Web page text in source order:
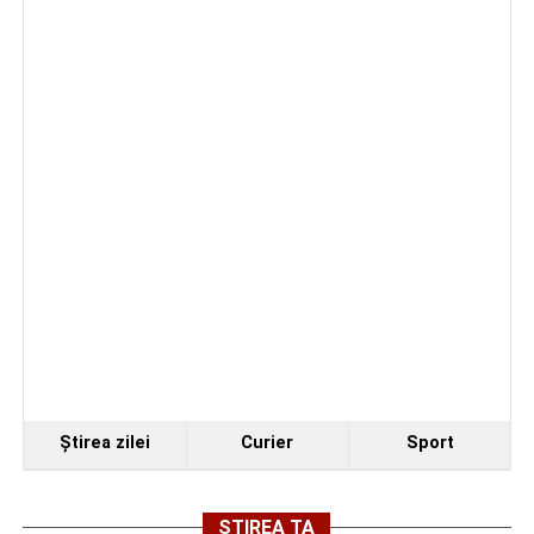
Ştirea zilei Curier Sport
ȘTIREA TA